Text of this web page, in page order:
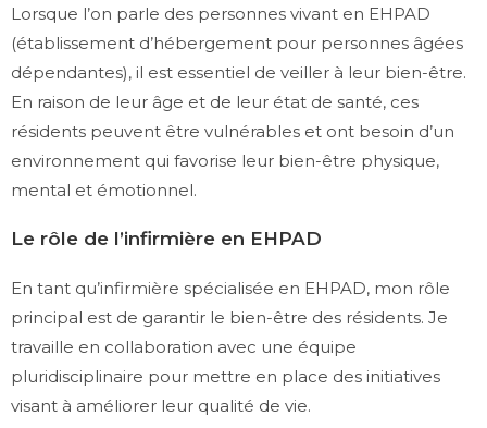
Lorsque l’on parle des personnes vivant en EHPAD
(établissement d’hébergement pour personnes âgées
dépendantes), il est essentiel de veiller à leur bien-être.
En raison de leur âge et de leur état de santé, ces
résidents peuvent être vulnérables et ont besoin d’un
environnement qui favorise leur bien-être physique,
mental et émotionnel.
Le rôle de l’infirmière en EHPAD
En tant qu’infirmière spécialisée en EHPAD, mon rôle
principal est de garantir le bien-être des résidents. Je
travaille en collaboration avec une équipe
pluridisciplinaire pour mettre en place des initiatives
visant à améliorer leur qualité de vie.